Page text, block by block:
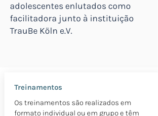
adolescentes enlutados como
facilitadora junto à instituição
TrauBe Köln e.V.
Treinamentos
Os treinamentos são realizados em
formato individual ou em grupo e têm